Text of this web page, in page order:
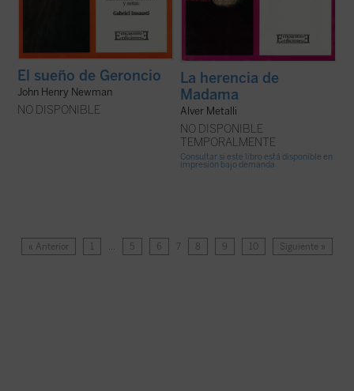
El sueño de Geroncio
John Henry Newman
NO DISPONIBLE
La herencia de
Madama
Alver Metalli
NO DISPONIBLE
TEMPORALMENTE
Consultar si este libro está disponible en
impresión bajo demanda
« Anterior 1 … 5 6 7 8 9 10 Siguiente »